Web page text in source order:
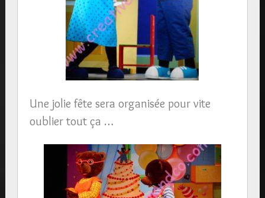
Une jolie fête sera organisée pour vite
oublier tout ça …